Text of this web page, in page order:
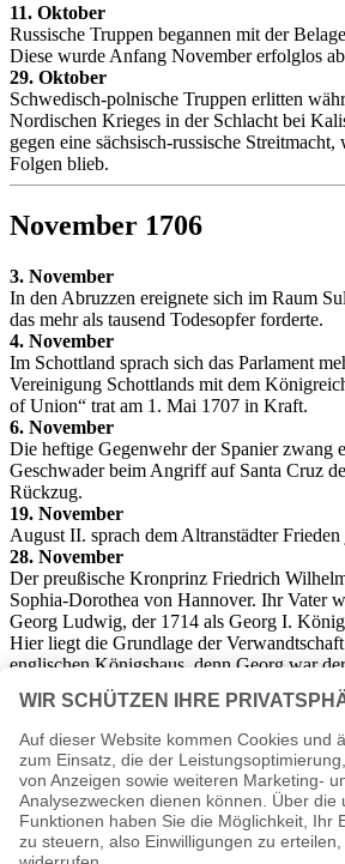
11. Oktober
Russische Truppen begannen mit der
Diese wurde Anfang November erfolglos
29. Oktober
Schwedisch-polnische Truppen erlitten
Nordischen Krieges in der Schlacht bei
gegen eine sächsisch-russische
Folgen blieb.
November 1706
3. November
In den Abruzzen ereignete sich im Raum
das mehr als tausend Todesopfer forderte.
4. November
Im Schottland sprach sich das Parlament
Vereinigung Schottlands mit dem
of Union“ trat am 1. Mai 1707 in Kraft.
6. November
Die heftige Gegenwehr der Spanier zwang
Geschwader beim Angriff auf Santa Cruz
Rückzug.
19. November
August II. sprach dem Altranstädter
28. November
Der preußische Kronprinz Friedrich
Sophia-Dorothea von Hannover. Ihr Vater
Georg Ludwig, der 1714 als Georg I.
Hier liegt die Grundlage der
englischen Königshaus, denn Georg war
verstorbenen Sophie-Charlotte. Braut und
Vetter und Kusine.
Dezember 1706
1. Dezember
August II. traf sich mit Karl XII. von